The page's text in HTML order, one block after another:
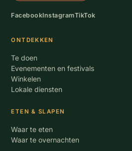
FacebookInstagramTikTok
ONTDEKKEN
Te doen
Evenementen en festivals
Winkelen
Lokale diensten
ETEN & SLAPEN
Waar te eten
Waar te overnachten